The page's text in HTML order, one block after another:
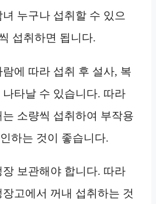
누구나 섭취할 수 있으
섭취하면 됩니다.
에 따라 섭취 후 설사, 복
타날 수 있습니다. 따라
소량씩 섭취하여 부작용
하는 것이 좋습니다.
보관해야 합니다. 따라
고에서 꺼내 섭취하는 것